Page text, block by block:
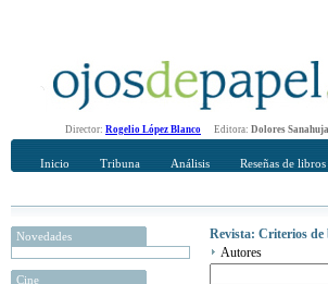
Director: Rogelio López Blanco Editora: Dolores Sanahuja
Inicio Tribuna Análisis Reseñas de libros
Novedades
Cine
Revista: Criterios de
Autores